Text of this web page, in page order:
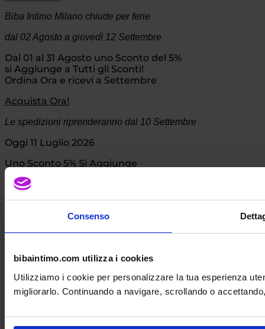
Consenso
bibaintimo.com utilizza i cookies
Utilizziamo i cookie per personalizzare la tua esperienza
migliorarlo. Continuando a navigare, scrollando o
Biba Intimo Milano chiude per ferie
dal 02 Agosto a giovedì 12 Settembre
Dal 01 al 31 Agosto uno Sconto del 5%
si Aggiunge a Tutti gli Sconti!
Ordina Ora e ricevi a Settembre
Acquista Ora!
Le spedizioni riprenderanno dal 10 Settembre
Oggi 11 Luglio 2026
Uno Sconto 5% Si Aggiunge
a Tutti gli Sconti
Aggiungiamo il 5%